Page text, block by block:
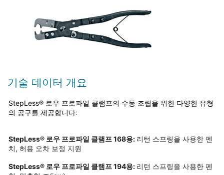
기술 데이터 개요
StepLess® 로우 프로파일 클램프의 수동 조립을 위한 다양한 유형
의 공구를 제공합니다:
StepLess® 로우 프로파일 클램프 168용: 리턴 스프링을 사용한 펜
치, 허용 오차 보정 지원
StepLess® 로우 프로파일 클램프 194용: 리턴 스프링을 사용한 펜